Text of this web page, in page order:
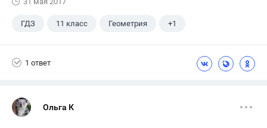
ГДЗ 11 класс Геометрия +1
1 ответ
Ольга К